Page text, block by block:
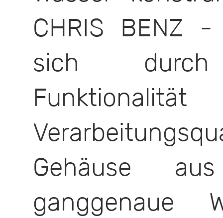
CHRIS BENZ
sich durch
Gehäuse aus
ganggenaue